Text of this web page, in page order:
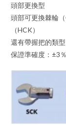
頭部更換型
頭部可更換棘輪
（HCK）
還有帶握把的類型
保證準確度：±3％